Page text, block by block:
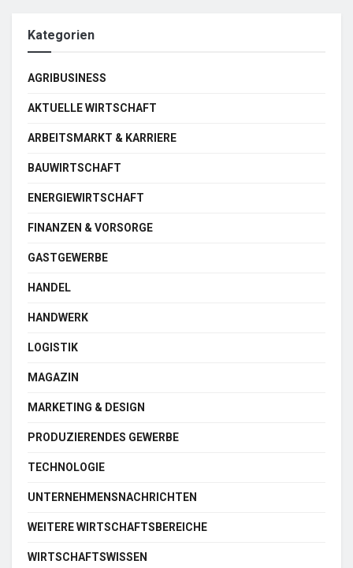
Kategorien
AGRIBUSINESS
AKTUELLE WIRTSCHAFT
ARBEITSMARKT & KARRIERE
BAUWIRTSCHAFT
ENERGIEWIRTSCHAFT
FINANZEN & VORSORGE
GASTGEWERBE
HANDEL
HANDWERK
LOGISTIK
MAGAZIN
MARKETING & DESIGN
PRODUZIERENDES GEWERBE
TECHNOLOGIE
UNTERNEHMENSNACHRICHTEN
WEITERE WIRTSCHAFTSBEREICHE
WIRTSCHAFTSWISSEN